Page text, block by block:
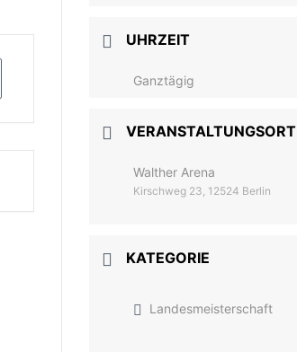
UHRZEIT
Ganztägig
VERANSTALTUNGSORT
Walther Arena
Kirschweg 23, 12524 Berlin
KATEGORIE
Landesmeisterschaft